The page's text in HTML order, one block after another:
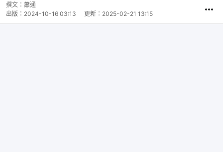
撰文： 蕭通
出版： 2024-10-16 03:13 更新： 2025-02-21 13:15